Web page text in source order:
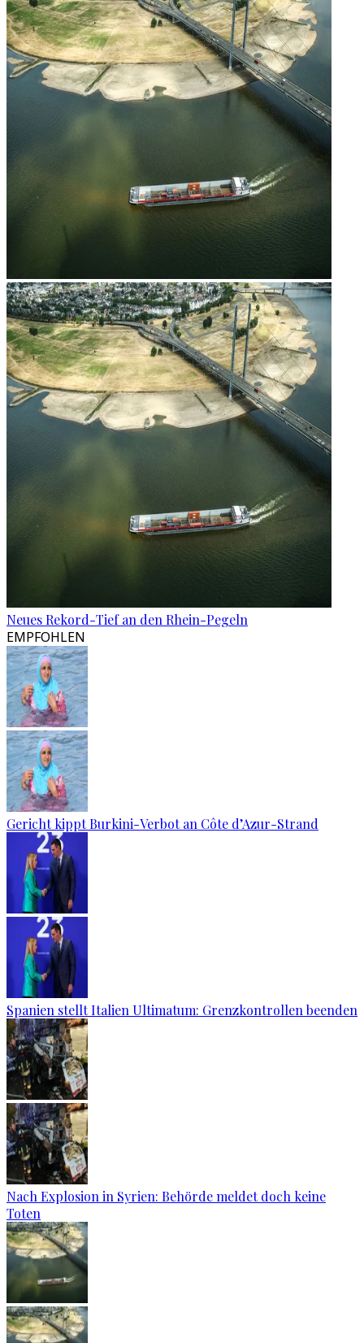
Neues Rekord-Tief an den Rhein-Pegeln
EMPFOHLEN
Gericht kippt Burkini-Verbot an Côte d’Azur-Strand
Spanien stellt Italien Ultimatum: Grenzkontrollen beenden
Nach Explosion in Syrien: Behörde meldet doch keine
Toten